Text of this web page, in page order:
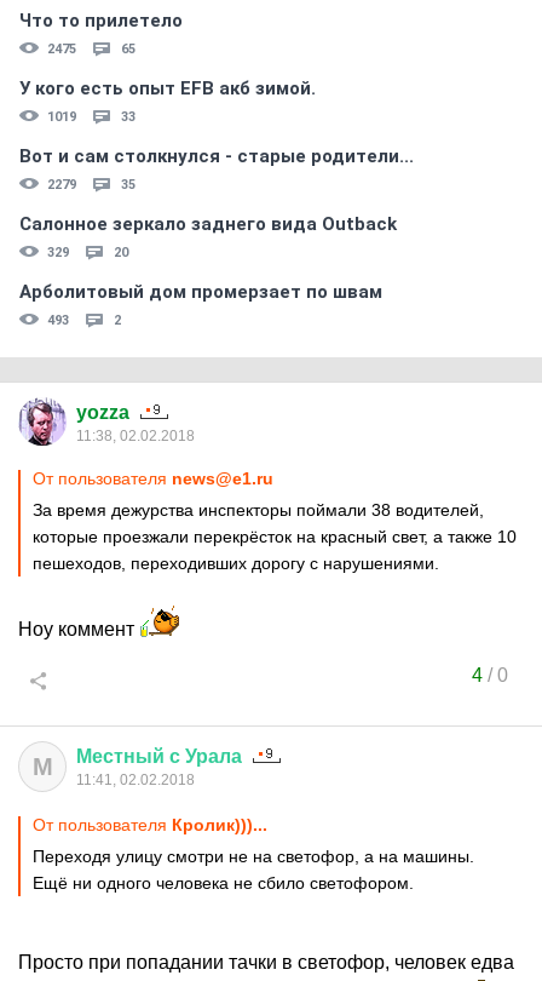
Что то прилетело
2475 65
У кого есть опыт EFB акб зимой.
1019 33
Вот и сам столкнулся - старые родители...
2279 35
Салонное зеркало заднего вида Outback
329 20
Арболитовый дом промерзает по швам
493 2
yozza
11:38, 02.02.2018
От пользователя news@e1.ru
За время дежурства инспекторы поймали 38 водителей,
которые проезжали перекрёсток на красный свет, а также 10
пешеходов, переходивших дорогу с нарушениями.
Ноу коммент
4/0
М Местный с Урала
11:41, 02.02.2018
От пользователя Кролик)))...
Переходя улицу смотри не на светофор, а на машины.
Ещё ни одного человека не сбило светофором.
Просто при попадании тачки в светофор, человек едва